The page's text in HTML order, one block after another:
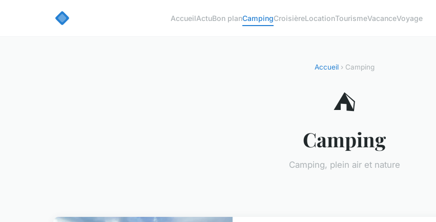
AccueilActuBon planCampingCroisièreLocationTourismeVacanceVoyage
Accueil› Camping
⛺
Camping
Camping, plein air et nature